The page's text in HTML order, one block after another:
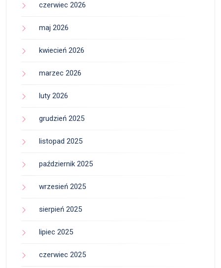
czerwiec 2026
maj 2026
kwiecień 2026
marzec 2026
luty 2026
grudzień 2025
listopad 2025
październik 2025
wrzesień 2025
sierpień 2025
lipiec 2025
czerwiec 2025